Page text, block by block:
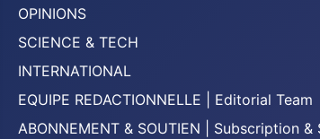
OPINIONS
SCIENCE & TECH
INTERNATIONAL
EQUIPE REDACTIONNELLE | Editorial Team
ABONNEMENT & SOUTIEN | Subscription &